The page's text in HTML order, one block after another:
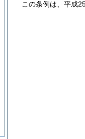
この条例は、平成